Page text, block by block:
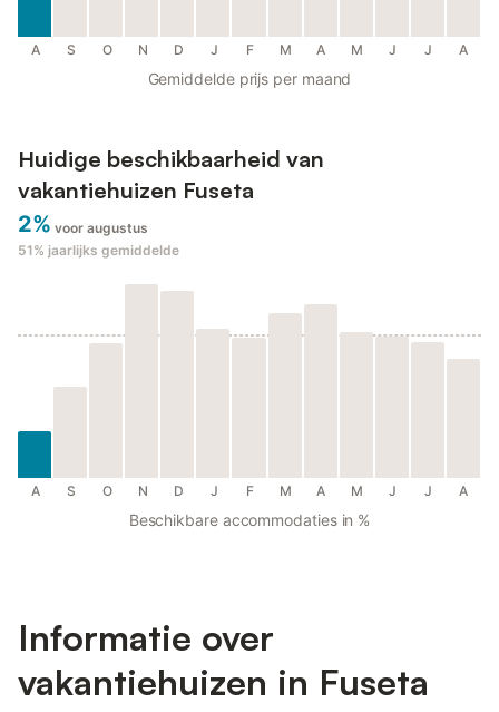
A S O N D J F M A M J J A
Gemiddelde prijs per maand
Huidige beschikbaarheid van
vakantiehuizen Fuseta
2% voor augustus
51% jaarlijks gemiddelde
A S O N D J F M A M J J A
Beschikbare accommodaties in %
Informatie over
vakantiehuizen in Fuseta